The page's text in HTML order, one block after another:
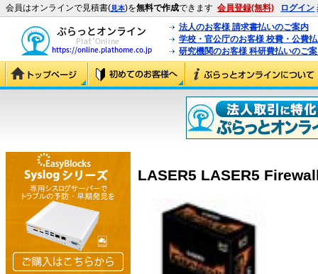
会員はオンラインで見積書(見本)を無料で作成できます 会員登録(無料) ログイン
法人のお客様 請求書払いのご案内
学校・官公庁のお客様 校費・公費
研究機関のお客様 科研費払いのご
LASER5 LASER5